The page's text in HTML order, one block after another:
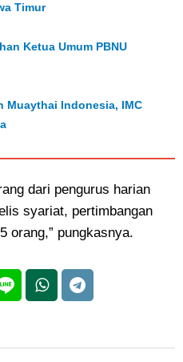
Timur
Ketua Umum PBNU
Muaythai Indonesia, IMC
dari pengurus harian
syariat, pertimbangan
orang,” pungkasnya.